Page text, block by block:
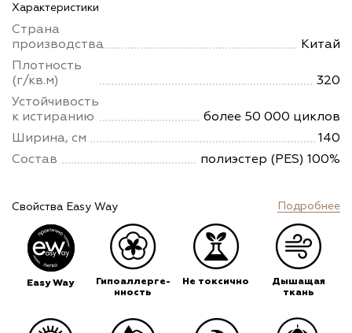
Характеристики
Страна
производства
Китай
Плотность
(г/кв.м)
320
Устойчивость
к истиранию
более 50 000 циклов
Ширина, см
140
Состав
полиэстер (PES) 100%
Свойства Easy Way Подробнее
Easy Way
Гипоаллерге-
нность
Не токсично
Дышащая
ткань